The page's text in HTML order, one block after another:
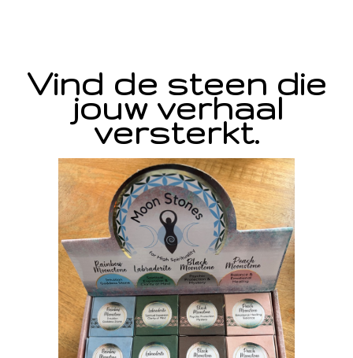
Vind de steen die
jouw verhaal
versterkt.